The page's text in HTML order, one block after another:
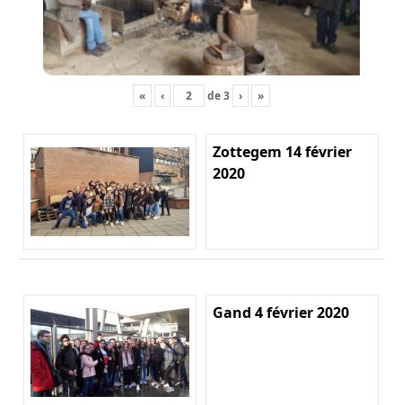
« ‹ de3 › »
Zottegem 14 février
2020
Gand 4 février 2020